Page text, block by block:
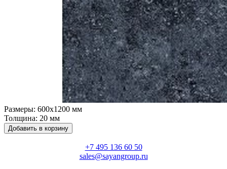
Размеры: 600х1200 мм
Толщина: 20 мм
Добавить в корзину
+7 495 136 60 50
sales@sayangroup.ru